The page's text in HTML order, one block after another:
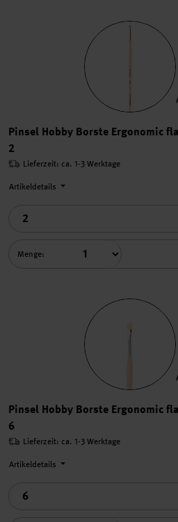
Pinsel Hobby Borste Ergonomic
2
Lieferzeit: ca. 1-3 Werktage
Artikeldetails
Menge:
Pinsel Hobby Borste Ergonomic
6
Lieferzeit: ca. 1-3 Werktage
Artikeldetails